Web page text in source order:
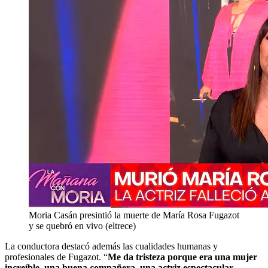
Moria Casán presintió la muerte de María Rosa Fugazot
y se quebró en vivo (eltrece)
La conductora destacó además las cualidades humanas y
profesionales de Fugazot. “Me da tristeza porque era una mujer